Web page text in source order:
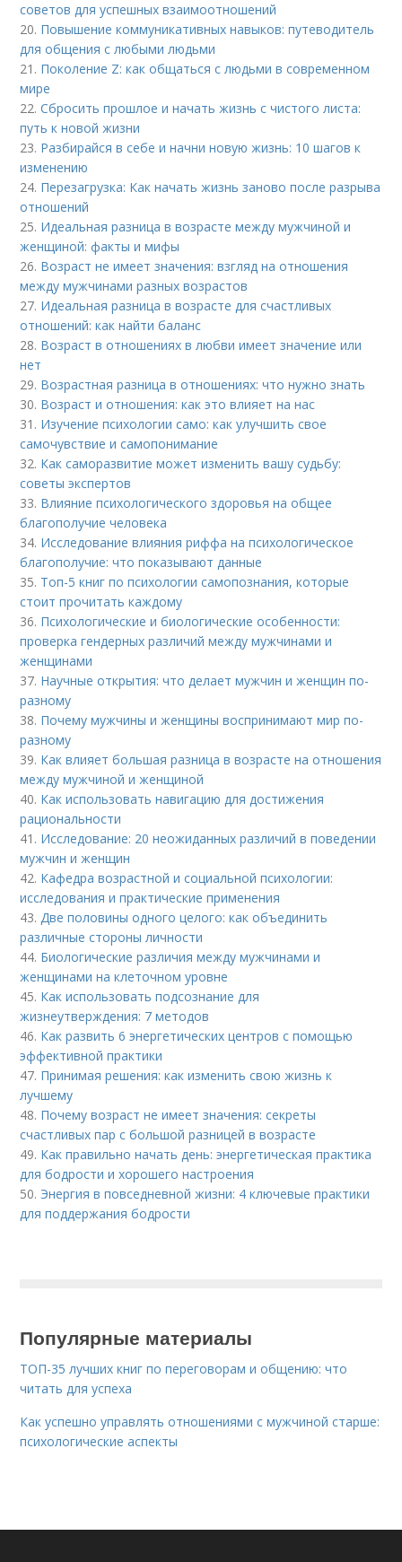
советов для успешных взаимоотношений
20. Повышение коммуникативных навыков: путеводитель
для общения с любыми людьми
21. Поколение Z: как общаться с людьми в современном
мире
22.Сбросить прошлое и начать жизнь с чистого листа:
путь к новой жизни
23. Разбирайся в себе и начни новую жизнь: 10 шагов к
изменению
24. Перезагрузка: Как начать жизнь заново после разрыва
отношений
25. Идеальная разница в возрасте между мужчиной и
женщиной: факты и мифы
26. Возраст не имеет значения: взгляд на отношения
между мужчинами разных возрастов
27. Идеальная разница в возрасте для счастливых
отношений: как найти баланс
28. Возраст в отношениях в любви имеет значение или
нет
29. Возрастная разница в отношениях: что нужно знать
30. Возраст и отношения: как это влияет на нас
31. Изучение психологии само: как улучшить свое
самочувствие и самопонимание
32. Как саморазвитие может изменить вашу судьбу:
советы экспертов
33. Влияние психологического здоровья на общее
благополучие человека
34. Исследование влияния риффа на психологическое
благополучие: что показывают данные
35. Топ-5 книг по психологии самопознания, которые
стоит прочитать каждому
36. Психологические и биологические особенности:
проверка гендерных различий между мужчинами и
женщинами
37. Научные открытия: что делает мужчин и женщин по-
разному
38. Почему мужчины и женщины воспринимают мир по-
разному
39. Как влияет большая разница в возрасте на отношения
между мужчиной и женщиной
40. Как использовать навигацию для достижения
рациональности
41. Исследование: 20 неожиданных различий в поведении
мужчин и женщин
42. Кафедра возрастной и социальной психологии:
исследования и практические применения
43.Две половины одного целого: как объединить
различные стороны личности
44. Биологические различия между мужчинами и
женщинами на клеточном уровне
45. Как использовать подсознание для
жизнеутверждения: 7 методов
46. Как развить 6 энергетических центров с помощью
эффективной практики
47. Принимая решения: как изменить свою жизнь к
лучшему
48. Почему возраст не имеет значения: секреты
счастливых пар с большой разницей в возрасте
49. Как правильно начать день: энергетическая практика
для бодрости и хорошего настроения
50. Энергия в повседневной жизни: 4 ключевые практики
для поддержания бодрости
Популярные материалы
ТОП-35 лучших книг по переговорам и общению: что
читать для успеха
Как успешно управлять отношениями с мужчиной старше:
психологические аспекты